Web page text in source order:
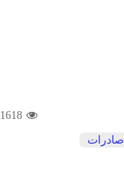
1618
صادرات